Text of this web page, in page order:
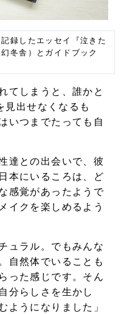
録したエッセイ『泣きた
冬舎）とガイドブック
てしまうと、誰かと
出せなくなるも
いつまでたっても自
達との出会いで、彼
本にいるころは、ど
感覚があったようで
イクを楽しめるよう
ュラル。でもみんな
自然体でいることも
った感じです。そん
分らしさを生かし
ようになりました」